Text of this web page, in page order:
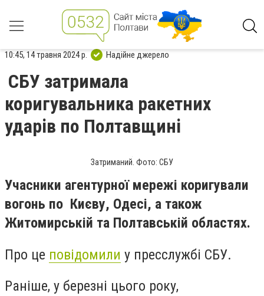
10:45, 14 травня 2024 р. Надійне джерело
СБУ затримала
коригувальника ракетних
ударів по Полтавщині
Затриманий. Фото: СБУ
Учасники агентурної мережі коригували
вогонь по Києву, Одесі, а також
Житомирській та Полтавській областях.
Про це повідомили у пресслужбі СБУ.
Раніше, у березні цього року,